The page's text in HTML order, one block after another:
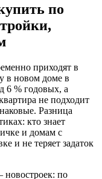
по
приходят в
в новом доме в
6 % годовых, а
не подходит
Разница
кто знает
и домам с
и не теряет задаток
новостроек: по